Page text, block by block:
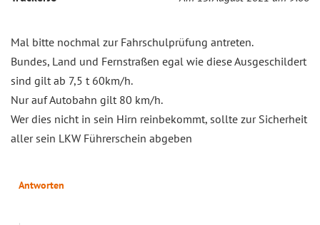
Mal bitte nochmal zur Fahrschulprüfung antreten.
Bundes, Land und Fernstraßen egal wie diese Ausgeschildert
sind gilt ab 7,5 t 60km/h.
Nur auf Autobahn gilt 80 km/h.
Wer dies nicht in sein Hirn reinbekommt, sollte zur Sicherheit
aller sein LKW Führerschein abgeben
Antworten